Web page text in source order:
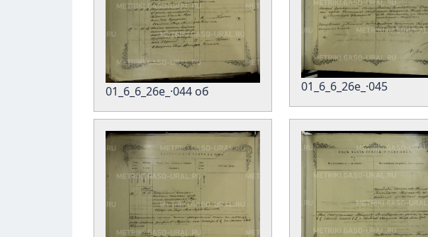
01_6_6_26е_·044 об 01_6_6_26е_·045